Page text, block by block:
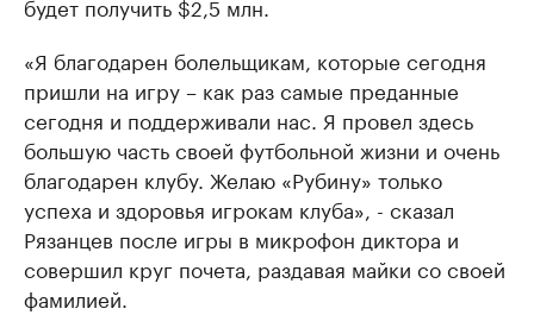
будет получить $2,5 млн.
«Я благодарен болельщикам, которые сегодня
пришли на игру – как раз самые преданные
сегодня и поддерживали нас. Я провел здесь
большую часть своей футбольной жизни и очень
благодарен клубу. Желаю «Рубину» только
успеха и здоровья игрокам клуба», - сказал
Рязанцев после игры в микрофон диктора и
совершил круг почета, раздавая майки со своей
фамилией.